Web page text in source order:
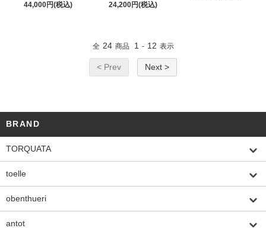
44,000円(税込)
24,200円(税込)
全 24 商品 1 - 12 表示
< Prev Next >
BRAND
TORQUATA
toelle
obenthueri
antot